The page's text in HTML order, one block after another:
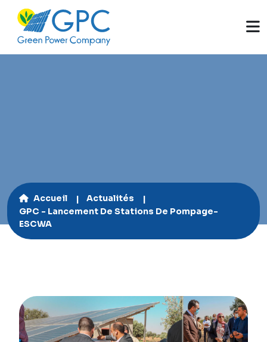
Accueil
Actualités
GPC - Lancement De Stations De Pompage-
ESCWA